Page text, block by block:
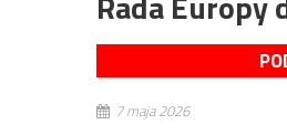
7 maja 2026